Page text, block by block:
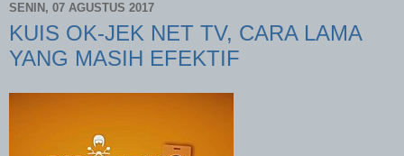
SENIN, 07 AGUSTUS 2017
KUIS OK-JEK NET TV, CARA LAMA
YANG MASIH EFEKTIF